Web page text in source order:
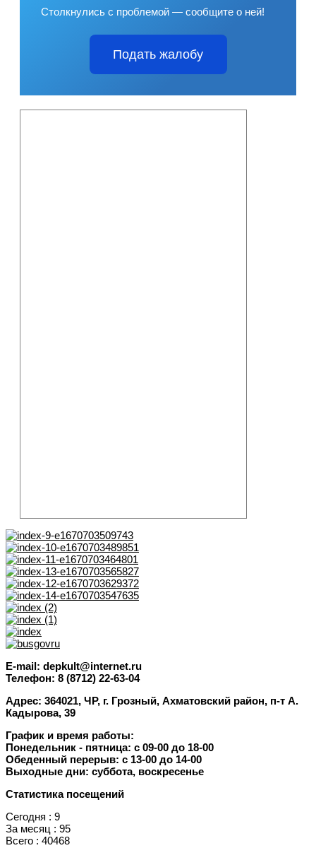
Столкнулись с проблемой — сообщите о ней!
Подать жалобу
E-mail: depkult@internet.ru
Телефон: 8 (8712) 22-63-04
Адрес: 364021, ЧР, г. Грозный, Ахматовский район, п-т А.
Кадырова, 39
График и время работы:
Понедельник - пятница: с 09-00 до 18-00
Обеденный перерыв: с 13-00 до 14-00
Выходные дни: суббота, воскресенье
Статистика посещений
Сегодня : 9
За месяц : 95
Всего : 40468